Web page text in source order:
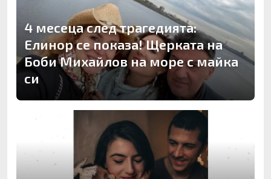
4 месеца след трагедията:
Елинор се показа! Щерката на
Боби Михайлов на море с майка
си